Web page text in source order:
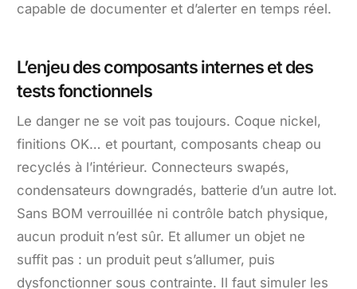
capable de documenter et d’alerter en temps réel.
L’enjeu des composants internes et des
tests fonctionnels
Le danger ne se voit pas toujours. Coque nickel,
finitions OK… et pourtant, composants cheap ou
recyclés à l’intérieur. Connecteurs swapés,
condensateurs downgradés, batterie d’un autre lot.
Sans BOM verrouillée ni contrôle batch physique,
aucun produit n’est sûr. Et allumer un objet ne
suffit pas : un produit peut s’allumer, puis
dysfonctionner sous contrainte. Il faut simuler les